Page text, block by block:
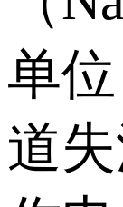
单
道